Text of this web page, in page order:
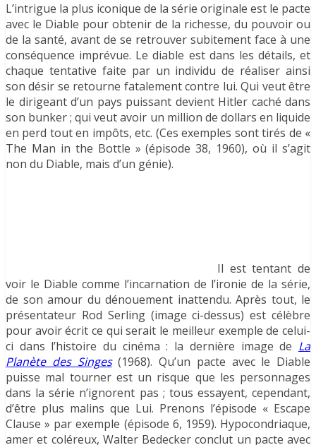
L’intrigue la plus iconique de la série originale est le pacte
avec le Diable pour obtenir de la richesse, du pouvoir ou
de la santé, avant de se retrouver subitement face à une
conséquence imprévue. Le diable est dans les détails, et
chaque tentative faite par un individu de réaliser ainsi
son désir se retourne fatalement contre lui. Qui veut être
le dirigeant d’un pays puissant devient Hitler caché dans
son bunker ; qui veut avoir un million de dollars en liquide
en perd tout en impôts, etc. (Ces exemples sont tirés de «
The Man in the Bottle » (épisode 38, 1960), où il s’agit
non du Diable, mais d’un génie).
Il est tentant de
voir le Diable comme l’incarnation de l’ironie de la série,
de son amour du dénouement inattendu. Après tout, le
présentateur Rod Serling (image ci-dessus) est célèbre
pour avoir écrit ce qui serait le meilleur exemple de celui-
ci dans l’histoire du cinéma : la dernière image de La
Planète des Singes(1968). Qu’un pacte avec le Diable
puisse mal tourner est un risque que les personnages
dans la série n’ignorent pas ; tous essayent, cependant,
d’être plus malins que Lui. Prenons l’épisode « Escape
Clause » par exemple (épisode 6, 1959). Hypocondriaque,
amer et coléreux, Walter Bedecker conclut un pacte avec